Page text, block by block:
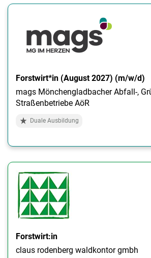
Forstwirt*in (August 2027) (m/w/d)
mags Mönchengladbacher Abfall-,
Straßenbetriebe AöR
Duale Ausbildung
Forstwirt:in
claus rodenberg waldkontor gmbh